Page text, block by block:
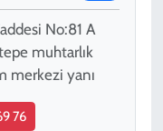
No:81 A
muhtarlık
merkezi yanı
76